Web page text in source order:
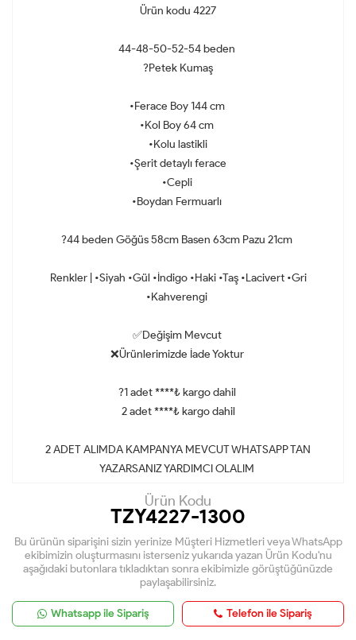
Ürün kodu 4227
44-48-50-52-54 beden
?Petek Kumaş
•Ferace Boy 144 cm
•Kol Boy 64 cm
•Kolu lastikli
•Şerit detaylı ferace
•Cepli
•Boydan Fermuarlı
?44 beden Göğüs 58cm Basen 63cm Pazu 21cm
Renkler | •Siyah •Gül •İndigo •Haki •Taş •Lacivert •Gri
•Kahverengi
✅Değişim Mevcut
❌Ürünlerimizde İade Yoktur
?1 adet ****₺ kargo dahil
2 adet ****₺ kargo dahil
2 ADET ALIMDA KAMPANYA MEVCUT WHATSAPP TAN
YAZARSANIZ YARDIMCI OLALIM
Ürün Kodu
TZY4227-1300
Bu ürünün siparişini sizin yerinize Müşteri Hizmetleri veya WhatsApp
ekibimizin oluşturmasını isterseniz yukarıda yazan Ürün Kodu'nu
aşağıdaki butonlara tıkladıktan sonra ekibimizle görüştüğünüzde
paylaşabilirsiniz.
Whatsapp ile Sipariş Telefon ile Sipariş